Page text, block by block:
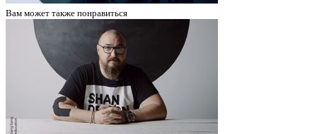
Вам может также понравиться